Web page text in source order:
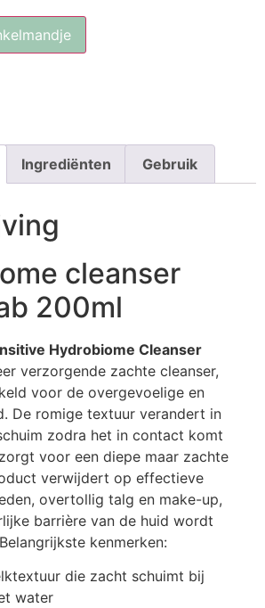
Ingrediënten Gebruik
cleanser
200ml
Hydrobiome Cleanser
verzorgende zachte cleanser,
voor de overgevoelige en
De romige textuur verandert in
zodra het in contact komt
voor een diepe maar zachte
verwijdert op effectieve
overtollig talg en make-up,
barrière van de huid wordt
kenmerken:
die zacht schuimt bij
water